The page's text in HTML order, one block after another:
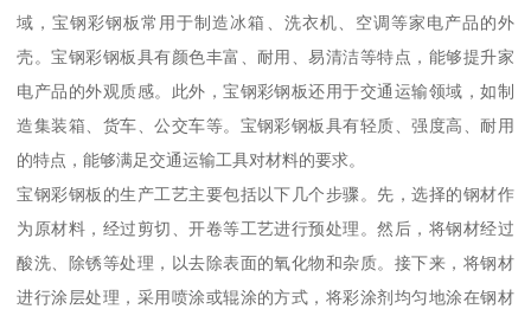
域，宝钢彩钢板常用于制造冰箱、洗衣机、空调等家电产品的外
壳。宝钢彩钢板具有颜色丰富、耐用、易清洁等特点，能够提升家
电产品的外观质感。此外，宝钢彩钢板还用于交通运输领域，如制
造集装箱、货车、公交车等。宝钢彩钢板具有轻质、强度高、耐用
的特点，能够满足交通运输工具对材料的要求。
宝钢彩钢板的生产工艺主要包括以下几个步骤。先，选择的钢材作
为原材料，经过剪切、开卷等工艺进行预处理。然后，将钢材经过
酸洗、除锈等处理，以去除表面的氧化物和杂质。接下来，将钢材
进行涂层处理，采用喷涂或辊涂的方式，将彩涂剂均匀地涂在钢材